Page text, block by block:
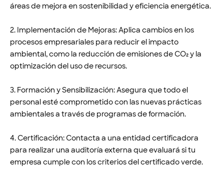
áreas de mejora en sostenibilidad y eficiencia energética.
2. Implementación de Mejoras: Aplica cambios en los
procesos empresariales para reducir el impacto
ambiental, como la reducción de emisiones de CO₂ y la
optimización del uso de recursos.
3. Formación y Sensibilización: Asegura que todo el
personal esté comprometido con las nuevas prácticas
ambientales a través de programas de formación.
4. Certificación: Contacta a una entidad certificadora
para realizar una auditoría externa que evaluará si tu
empresa cumple con los criterios del certificado verde.